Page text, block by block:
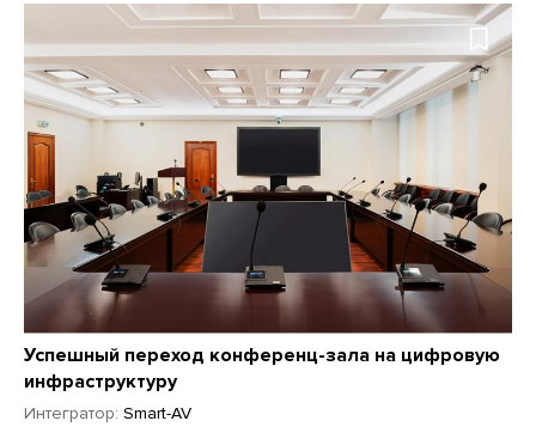
Успешный переход конференц-зала на цифровую
инфраструктуру
Интегратор: Smart-AV